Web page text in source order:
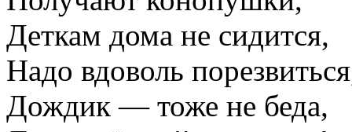
Деткам дома не сидится,
Надо вдоволь
Дождик — тоже не беда,